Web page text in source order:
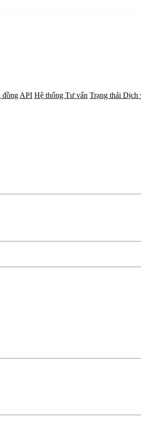
đồng API Hệ thống Tư vấn Trạng thái Dịch